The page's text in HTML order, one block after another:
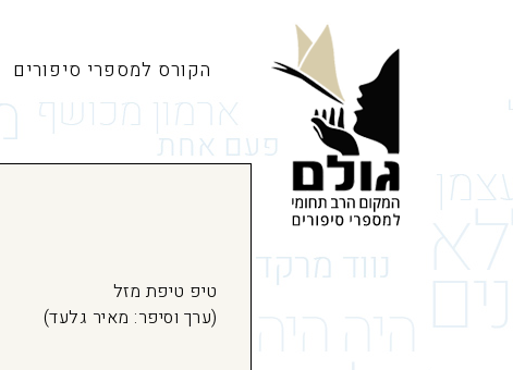
הקורס למספרי סיפורים
טיפ טיפת מזל
(ערך וסיפר: מאיר גלעד)